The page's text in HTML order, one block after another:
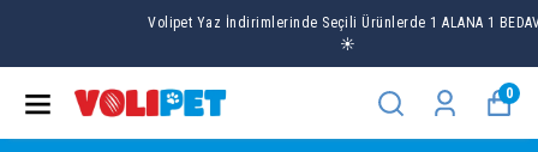
Volipet Yaz İndirimlerinde Seçili Ürünlerde 1 ALANA 1 BEDAVA
0